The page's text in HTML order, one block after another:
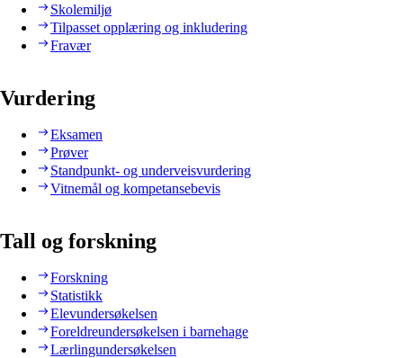
Skolemiljø
Tilpasset opplæring og inkludering
Fravær
Vurdering
Eksamen
Prøver
Standpunkt- og underveisvurdering
Vitnemål og kompetansebevis
Tall og forskning
Forskning
Statistikk
Elevundersøkelsen
Foreldreundersøkelsen i barnehage
Lærlingundersøkelsen